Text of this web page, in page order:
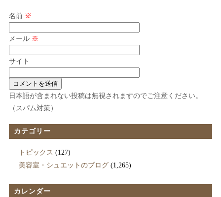
名前 ※
メール ※
サイト
日本語が含まれない投稿は無視されますのでご注意ください。
（スパム対策）
カテゴリー
トピックス (127)
美容室・シュエットのブログ(1,265)
カレンダー